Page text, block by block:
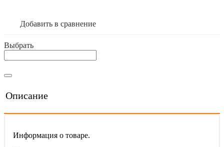
Добавить в сравнение
Выбрать
Описание
Информация о товаре.